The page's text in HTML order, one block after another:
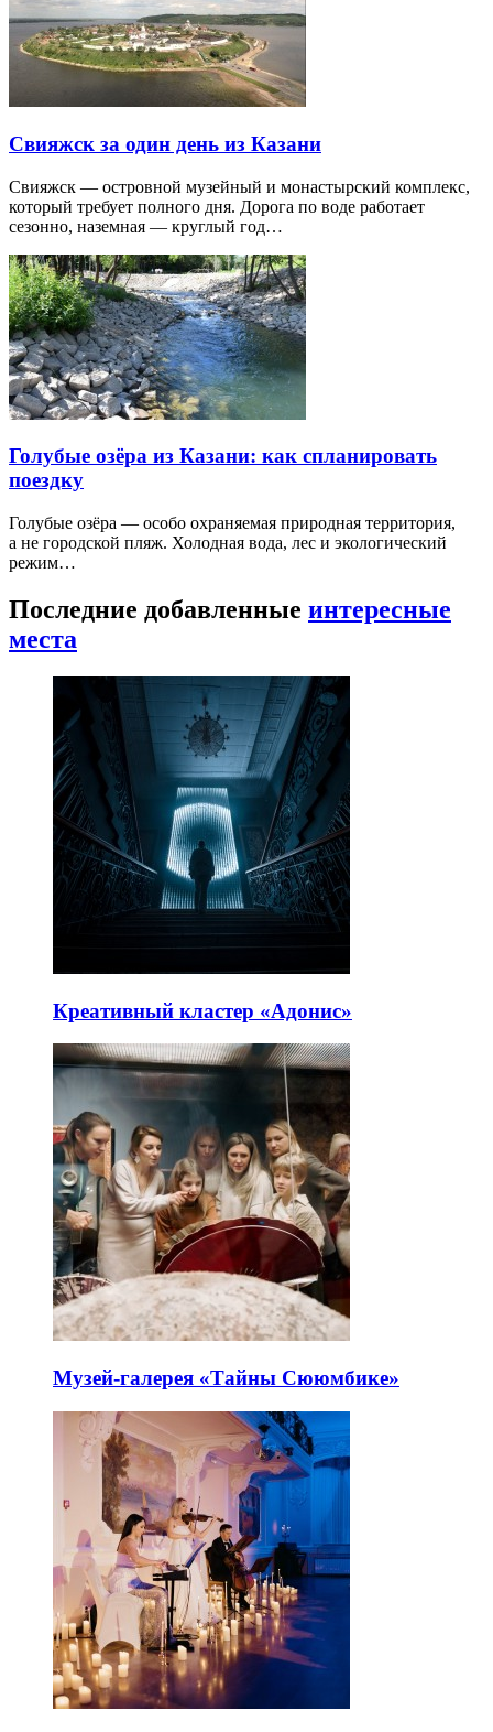
Свияжск за один день из Казани
Свияжск — островной музейный и монастырский комплекс,
который требует полного дня. Дорога по воде работает
сезонно, наземная — круглый год…
Голубые озёра из Казани: как спланировать
поездку
Голубые озёра — особо охраняемая природная территория,
а не городской пляж. Холодная вода, лес и экологический
режим…
Последние добавленные интересные
места
Креативный кластер «Адонис»
Музей-галерея «Тайны Сююмбике»